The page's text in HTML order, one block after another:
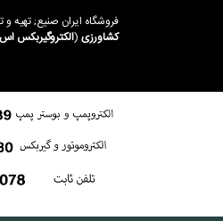
فروشگاه ایران صنیع; تهیه و
کشاورزی (الکتروگیربکس